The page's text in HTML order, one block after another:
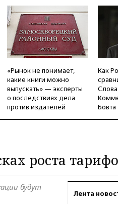
«Рынок не понимает,
какие книги можно
выпускать» — эксперты
о последствиях дела
против издателей
Как
Бовта
роста
Лента
будут